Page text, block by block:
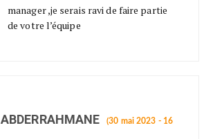
manager ,je serais ravi de faire partie
de votre l’équipe
ABDERRAHMANE (30 mai 2023 - 16